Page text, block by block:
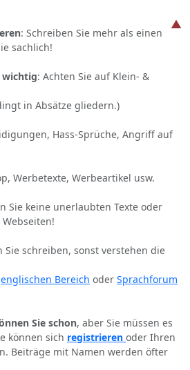
: Schreiben Sie mehr als einen
sachlich!
wichtig: Achten Sie auf Klein- &
in Absätze gliedern.)
Hass-Sprüche, Angriff auf
Werbetexte, Werbeartikel usw.
Sie keine unerlaubten Texte oder
Sie schreiben, sonst verstehen die
englischen Bereich oder Sprachforum
Sie schon, aber Sie müssen es
können sich registrieren oder Ihren
Beiträge mit Namen werden öfter